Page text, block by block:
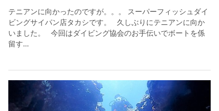
テニアンに向かったのですが。。。 スーパーフィッシュダイ
ビングサイパン店タカシです。 久しぶりにテニアンに向か
いました。 今回はダイビング協会のお手伝いでボートを係
留す...